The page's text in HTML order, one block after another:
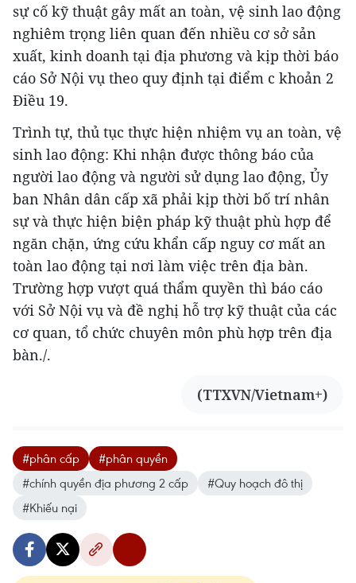
sự cố kỹ thuật gây mất an toàn, vệ sinh lao động
nghiêm trọng liên quan đến nhiều cơ sở sản
xuất, kinh doanh tại địa phương và kịp thời báo
cáo Sở Nội vụ theo quy định tại điểm c khoản 2
Điều 19.
Trình tự, thủ tục thực hiện nhiệm vụ an toàn, vệ
sinh lao động: Khi nhận được thông báo của
người lao động và người sử dụng lao động, Ủy
ban Nhân dân cấp xã phải kịp thời bố trí nhân
sự và thực hiện biện pháp kỹ thuật phù hợp để
ngăn chặn, ứng cứu khẩn cấp nguy cơ mất an
toàn lao động tại nơi làm việc trên địa bàn.
Trường hợp vượt quá thẩm quyền thì báo cáo
với Sở Nội vụ và đề nghị hỗ trợ kỹ thuật của các
cơ quan, tổ chức chuyên môn phù hợp trên địa
bàn./.
(TTXVN/Vietnam+)
#phân cấp
#phân quyền
#chính quyền địa phương 2 cấp
#Quy hoạch đô thị
#Khiếu nại